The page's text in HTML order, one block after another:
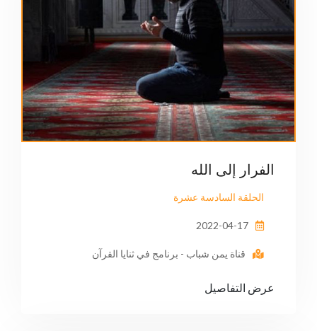
الفرار إلى الله
الحلقة السادسة عشرة
قناة يمن شباب - برنامج في ثنايا القرآن
عرض التفاصيل